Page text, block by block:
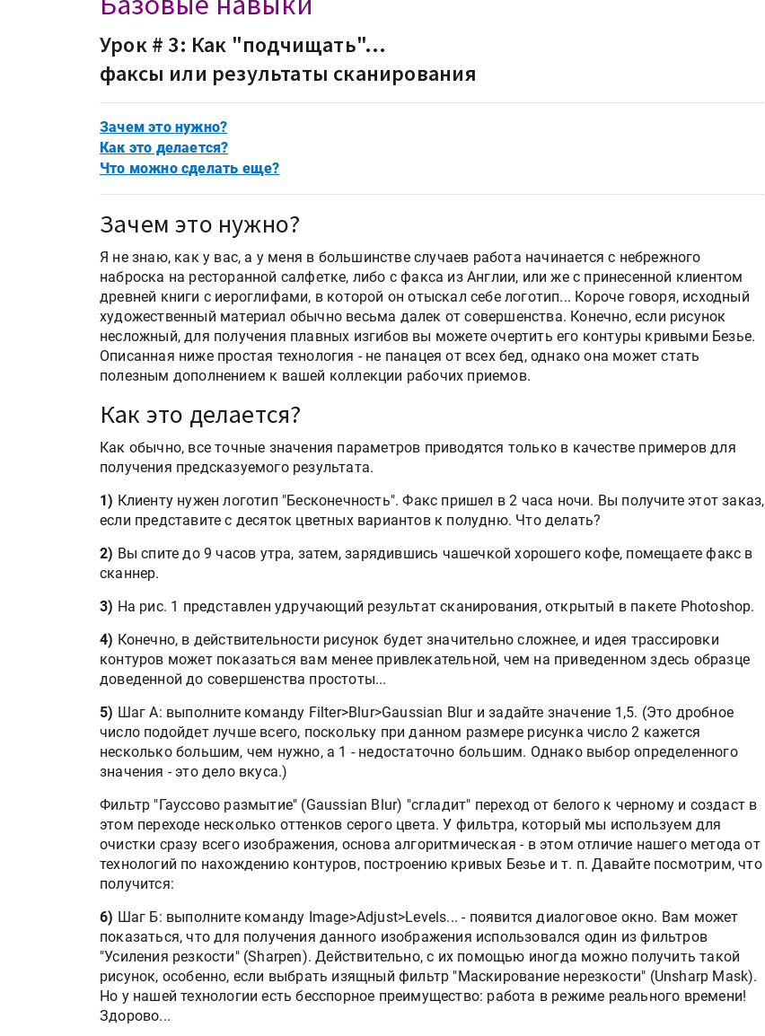
Урок # 3: Как "подчищать"...
факсы или результаты сканирования
Зачем это нужно?
Как это делается?
Что можно сделать еще?
Зачем это нужно?
Я не знаю, как у вас, а у меня в большинстве случаев работа начинается с небрежного
наброска на ресторанной салфетке, либо с факса из Англии, или же с принесенной клиентом
древней книги с иероглифами, в которой он отыскал себе логотип... Короче говоря, исходный
художественный материал обычно весьма далек от совершенства. Конечно, если рисунок
несложный, для получения плавных изгибов вы можете очертить его контуры кривыми Безье.
Описанная ниже простая технология - не панацея от всех бед, однако она может стать
полезным дополнением к вашей коллекции рабочих приемов.
Как это делается?
Как обычно, все точные значения параметров приводятся только в качестве примеров для
получения предсказуемого результата.
1) Клиенту нужен логотип "Бесконечность". Факс пришел в 2 часа ночи. Вы получите этот заказ,
если представите с десяток цветных вариантов к полудню. Что делать?
2) Вы спите до 9 часов утра, затем, зарядившись чашечкой хорошего кофе, помещаете факс в
сканнер.
3) На рис. 1 представлен удручающий результат сканирования, открытый в пакете Photoshop.
4) Конечно, в действительности рисунок будет значительно сложнее, и идея трассировки
контуров может показаться вам менее привлекательной, чем на приведенном здесь образце
доведенной до совершенства простоты...
5) Шаг А: выполните команду Filter>Blur>Gaussian Blur и задайте значение 1,5. (Это дробное
число подойдет лучше всего, поскольку при данном размере рисунка число 2 кажется
несколько большим, чем нужно, а 1 - недостаточно большим. Однако выбор определенного
значения - это дело вкуса.)
Фильтр "Гауссово размытие" (Gaussian Blur) "сгладит" переход от белого к черному и создаст в
этом переходе несколько оттенков серого цвета. У фильтра, который мы используем для
очистки сразу всего изображения, основа алгоритмическая - в этом отличие нашего метода от
технологий по нахождению контуров, построению кривых Безье и т. п. Давайте посмотрим, что
получится:
6) Шаг Б: выполните команду Image>Adjust>Levels... - появится диалоговое окно. Вам может
показаться, что для получения данного изображения использовался один из фильтров
"Усиления резкости" (Sharpen). Действительно, с их помощью иногда можно получить такой
рисунок, особенно, если выбрать изящный фильтр "Маскирование нерезкости" (Unsharp Mask).
Но у нашей технологии есть бесспорное преимущество: работа в режиме реального времени!
Здорово...